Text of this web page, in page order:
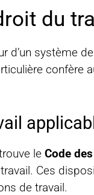
du
d’un
confère
le Code
Ces
de travail.